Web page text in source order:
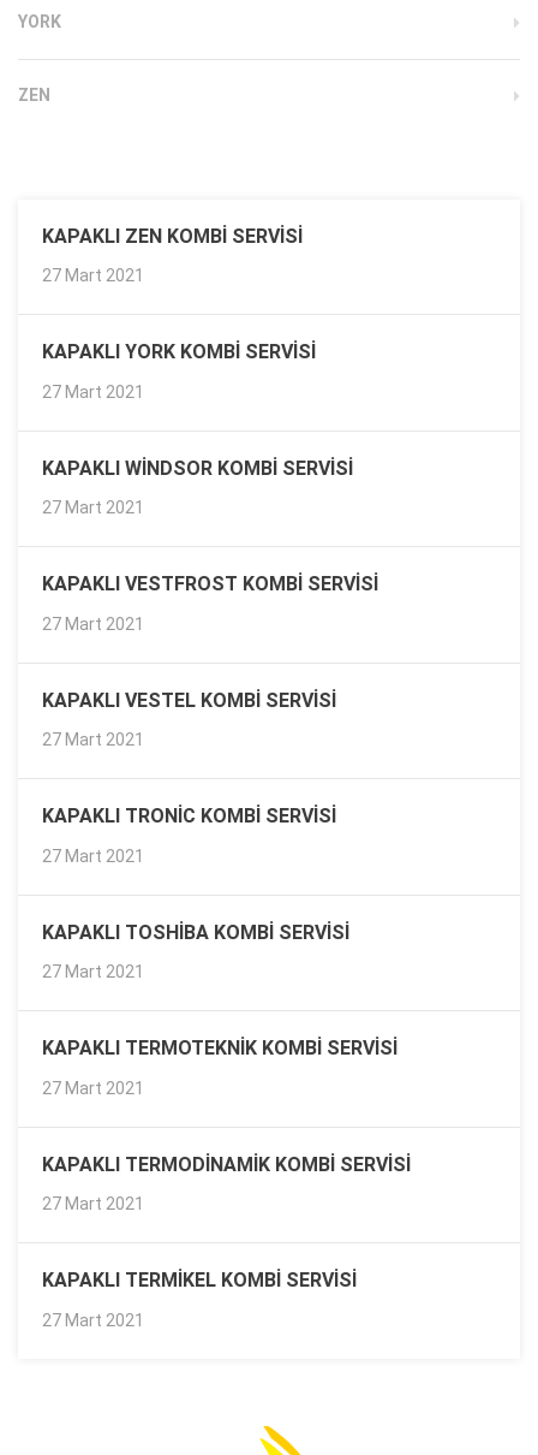
YORK
ZEN
KAPAKLI ZEN KOMBI SERVISI
27 Mart 2021
KAPAKLI YORK KOMBI SERVISI
27 Mart 2021
KAPAKLI WINDSOR KOMBI SERVISI
27 Mart 2021
KAPAKLI VESTFROST KOMBI SERVISI
27 Mart 2021
KAPAKLI VESTEL KOMBI SERVISI
27 Mart 2021
KAPAKLI TRONIC KOMBI SERVISI
27 Mart 2021
KAPAKLI TOSHIBA KOMBI SERVISI
27 Mart 2021
KAPAKLI TERMOTEKNIK KOMBI SERVISI
27 Mart 2021
KAPAKLI TERMODINAMIK KOMBI SERVISI
27 Mart 2021
KAPAKLI TERMIKEL KOMBI SERVISI
27 Mart 2021